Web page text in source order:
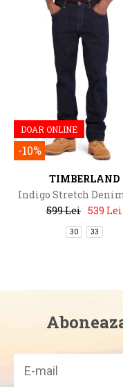
DOAR ONLINE
-10%
TIMBERLAND
Indigo Stretch
599 Lei 539 Lei
30 33